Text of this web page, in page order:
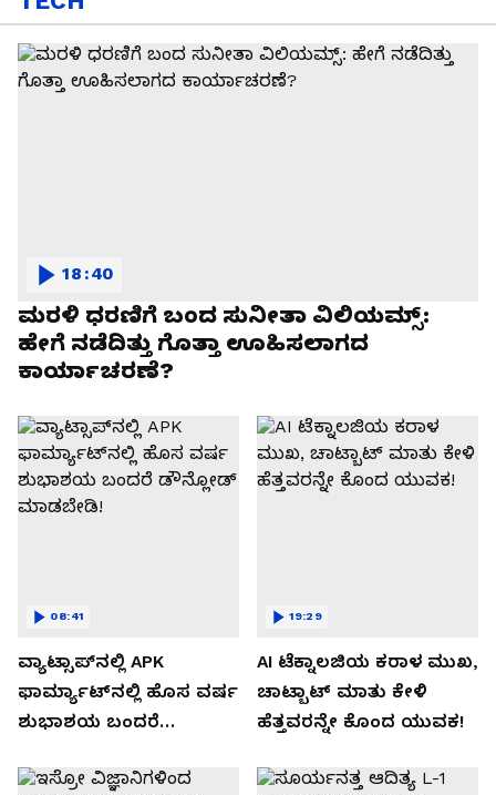
ಮರಳಿ ಧರಣಿಗೆ ಬಂದ ಸುನೀತಾ ವಿಲಿಯಮ್ಸ್:
ಹೇಗೆ ನಡೆದಿತ್ತು ಗೊತ್ತಾ ಊಹಿಸಲಾಗದ
ಕಾರ್ಯಾಚರಣೆ?
18:40
ವ್ಯಾಟ್ಸಾಪ್‌ನಲ್ಲಿ APK
ಫಾರ್ಮ್ಯಾಟ್‌ನಲ್ಲಿ ಹೊಸ ವರ್ಷ
ಶುಭಾಶಯ ಬಂದರೆ
08:41
AI ಟೆಕ್ನಾಲಜಿಯ ಕರಾಳ ಮುಖ,
ಚಾಟ್ಬಾಟ್ ಮಾತು ಕೇಳಿ
ಹೆತ್ತವರನ್ನೇ ಕೊಂದ ಯುವಕ!
19:29